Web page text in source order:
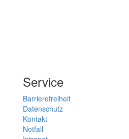
Service
Barrierefreiheit
Datenschutz
Kontakt
Notfall